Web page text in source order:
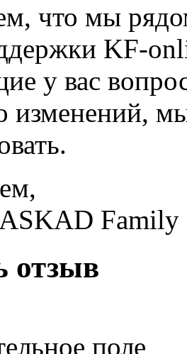
что мы
KF-
у вас
изменений,
Family
отзыв
поле